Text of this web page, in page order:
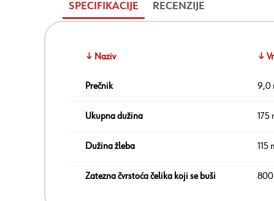
SPECIFIKACIJE RECENZIJE
↓ Naziv ↓
Prečnik 9,0
Ukupna dužina 175
Dužina žleba 115
Zatezna čvrstoća čelika koji se buši